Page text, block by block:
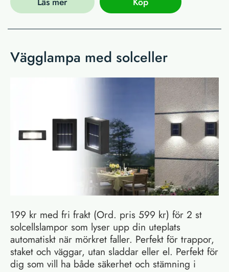
Vägglampa med solceller
199 kr med fri frakt (Ord. pris 599 kr) för 2 st
solcellslampor som lyser upp din uteplats
automatiskt när mörkret faller. Perfekt för trappor,
staket och väggar, utan sladdar eller el. Perfekt för
dig som vill ha både säkerhet och stämning i